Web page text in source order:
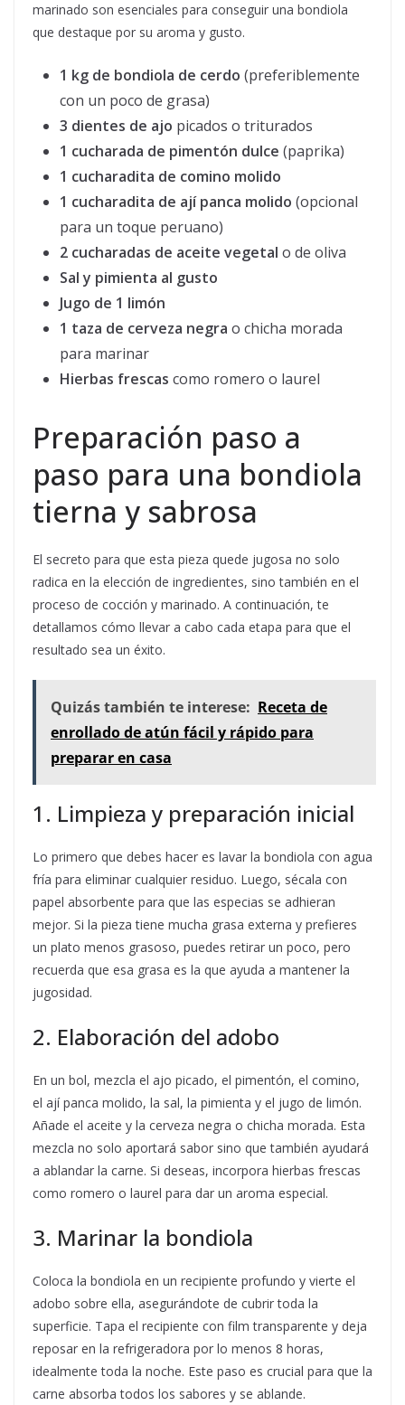
marinado son esenciales para conseguir una bondiola
que destaque por su aroma y gusto.
1 kg de bondiola de cerdo (preferiblemente
con un poco de grasa)
3 dientes de ajo picados o triturados
1 cucharada de pimentón dulce (paprika)
1 cucharadita de comino molido
1 cucharadita de ají panca molido (opcional
para un toque peruano)
2 cucharadas de aceite vegetal o de oliva
Sal y pimienta al gusto
Jugo de 1 limón
1 taza de cerveza negra o chicha morada
para marinar
Hierbas frescas como romero o laurel
Preparación paso a
paso para una bondiola
tierna y sabrosa
El secreto para que esta pieza quede jugosa no solo
radica en la elección de ingredientes, sino también en el
proceso de cocción y marinado. A continuación, te
detallamos cómo llevar a cabo cada etapa para que el
resultado sea un éxito.
Quizás también te interese: Receta de
enrollado de atún fácil y rápido para
preparar en casa
1. Limpieza y preparación inicial
Lo primero que debes hacer es lavar la bondiola con agua
fría para eliminar cualquier residuo. Luego, sécala con
papel absorbente para que las especias se adhieran
mejor. Si la pieza tiene mucha grasa externa y prefieres
un plato menos grasoso, puedes retirar un poco, pero
recuerda que esa grasa es la que ayuda a mantener la
jugosidad.
2. Elaboración del adobo
En un bol, mezcla el ajo picado, el pimentón, el comino,
el ají panca molido, la sal, la pimienta y el jugo de limón.
Añade el aceite y la cerveza negra o chicha morada. Esta
mezcla no solo aportará sabor sino que también ayudará
a ablandar la carne. Si deseas, incorpora hierbas frescas
como romero o laurel para dar un aroma especial.
3. Marinar la bondiola
Coloca la bondiola en un recipiente profundo y vierte el
adobo sobre ella, asegurándote de cubrir toda la
superficie. Tapa el recipiente con film transparente y deja
reposar en la refrigeradora por lo menos 8 horas,
idealmente toda la noche. Este paso es crucial para que la
carne absorba todos los sabores y se ablande.